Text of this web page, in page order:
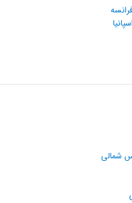
اسپانیا
شمالی